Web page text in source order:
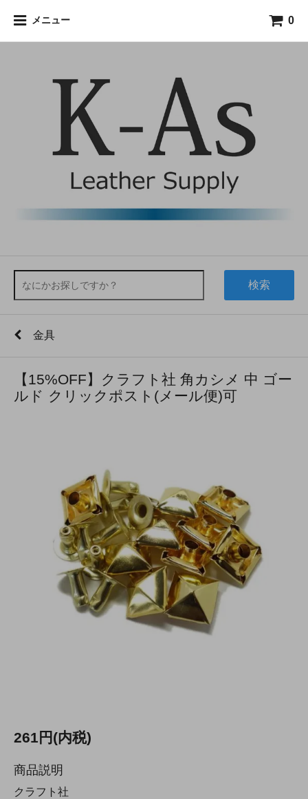
メニュー 0
検索
金具
【15%OFF】クラフト社 角カシメ 中 ゴー
ルド クリックポスト(メール便)可
261円(内税)
商品説明
クラフト社